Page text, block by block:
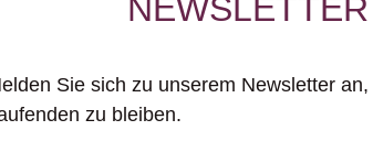
NEWSLETTER
Sie sich zu unserem Newsletter
zu bleiben.